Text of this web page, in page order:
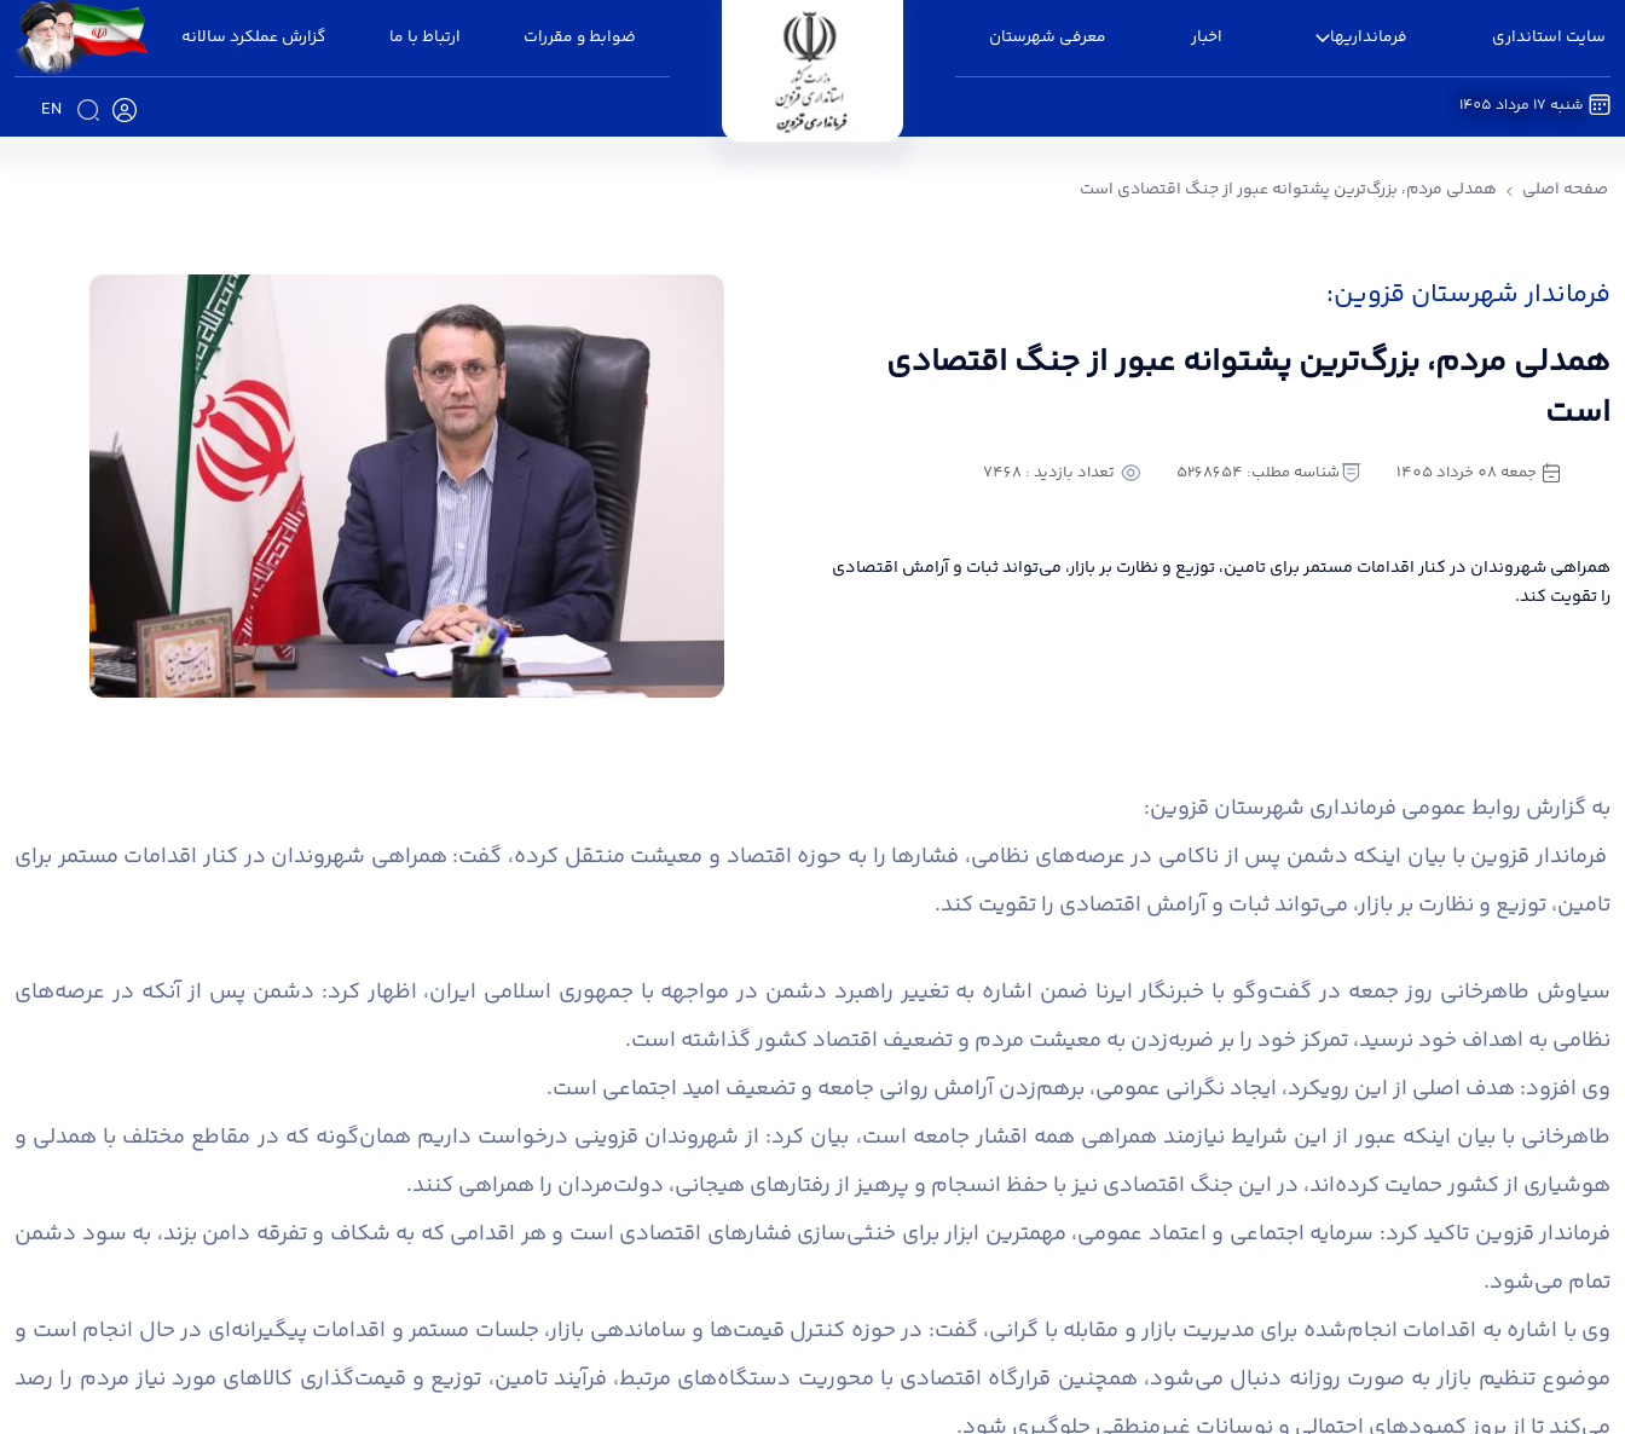
سایت استانداری فرمانداریها اخبار معرفی شهرستان ضوابط و مقررات ارتباط با ما گزارش عملکرد سالانه
EN شنبه 17 مرداد 1405
صفحه اصلی همدلی مردم، بزرگ‌ترین پشتوانه عبور از جنگ اقتصادی است
فرماندار شهرستان قزوین:
همدلی مردم، بزرگ‌ترین پشتوانه عبور از جنگ اقتصادی
است
جمعه 08 خرداد 1405 شناسه مطلب: 5268654 تعداد بازدید : 7468
همراهی شهروندان در کنار اقدامات مستمر برای تامین، توزیع و نظارت بر بازار، می‌تواند ثبات و آرامش اقتصادی
را تقویت کند.
به گزارش روابط عمومی فرمانداری شهرستان قزوین:
فرماندار قزوین با بیان اینکه دشمن پس از ناکامی در عرصه‌های نظامی، فشارها را به حوزه اقتصاد و معیشت منتقل کرده، گفت: همراهی شهروندان در کنار اقدامات مستمر برای
تامین، توزیع و نظارت بر بازار، می‌تواند ثبات و آرامش اقتصادی را تقویت کند.
سیاوش طاهرخانی روز جمعه در گفت‌وگو با خبرنگار ایرنا ضمن اشاره به تغییر راهبرد دشمن در مواجهه با جمهوری اسلامی ایران، اظهار کرد: دشمن پس از آنکه در عرصه‌های
نظامی به اهداف خود نرسید، تمرکز خود را بر ضربه‌زدن به معیشت مردم و تضعیف اقتصاد کشور گذاشته است.
وی افزود: هدف اصلی از این رویکرد، ایجاد نگرانی عمومی، برهم‌زدن آرامش روانی جامعه و تضعیف امید اجتماعی است.
طاهرخانی با بیان اینکه عبور از این شرایط نیازمند همراهی همه اقشار جامعه است، بیان کرد: از شهروندان قزوینی درخواست داریم همان‌گونه که در مقاطع مختلف با همدلی و
هوشیاری از کشور حمایت کرده‌اند، در این جنگ اقتصادی نیز با حفظ انسجام و پرهیز از رفتارهای هیجانی، دولت‌مردان را همراهی کنند.
فرماندار قزوین تاکید کرد: سرمایه اجتماعی و اعتماد عمومی، مهمترین ابزار برای خنثی‌سازی فشارهای اقتصادی است و هر اقدامی که به شکاف و تفرقه دامن بزند، به سود دشمن
تمام می‌شود.
وی با اشاره به اقدامات انجام‌شده برای مدیریت بازار و مقابله با گرانی، گفت: در حوزه کنترل قیمت‌ها و ساماندهی بازار، جلسات مستمر و اقدامات پیگیرانه‌ای در حال انجام است و
موضوع تنظیم بازار به‌ صورت روزانه دنبال می‌شود،‌ همچنین قرارگاه اقتصادی با محوریت دستگاه‌های مرتبط، فرآیند تامین، توزیع و قیمت‌گذاری کالاهای مورد نیاز مردم را رصد